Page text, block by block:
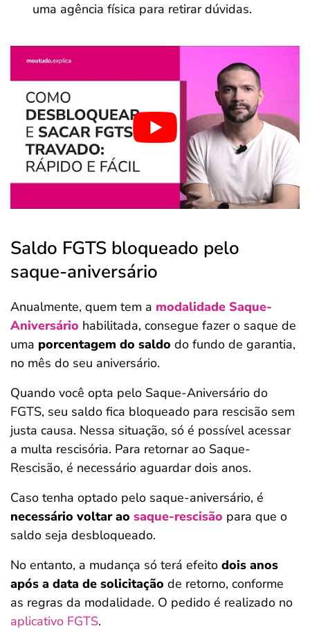
uma agência física para retirar dúvidas.
Saldo FGTS bloqueado pelo
saque-aniversário
Anualmente, quem tem a modalidade Saque-
Aniversário habilitada, consegue fazer o saque de
uma porcentagem do saldo do fundo de garantia,
no mês do seu aniversário.
Quando você opta pelo Saque-Aniversário do
FGTS, seu saldo fica bloqueado para rescisão sem
justa causa. Nessa situação, só é possível acessar
a multa rescisória. Para retornar ao Saque-
Rescisão, é necessário aguardar dois anos.
Caso tenha optado pelo saque-aniversário, é
necessário voltar ao saque-rescisão para que o
saldo seja desbloqueado.
No entanto, a mudança só terá efeito dois anos
após a data de solicitação de retorno, conforme
as regras da modalidade. O pedido é realizado no
aplicativo FGTS.